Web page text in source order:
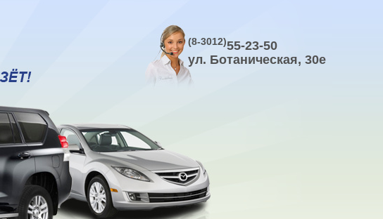
(8-3012)55-23-50
ул. Ботаническая, 30е